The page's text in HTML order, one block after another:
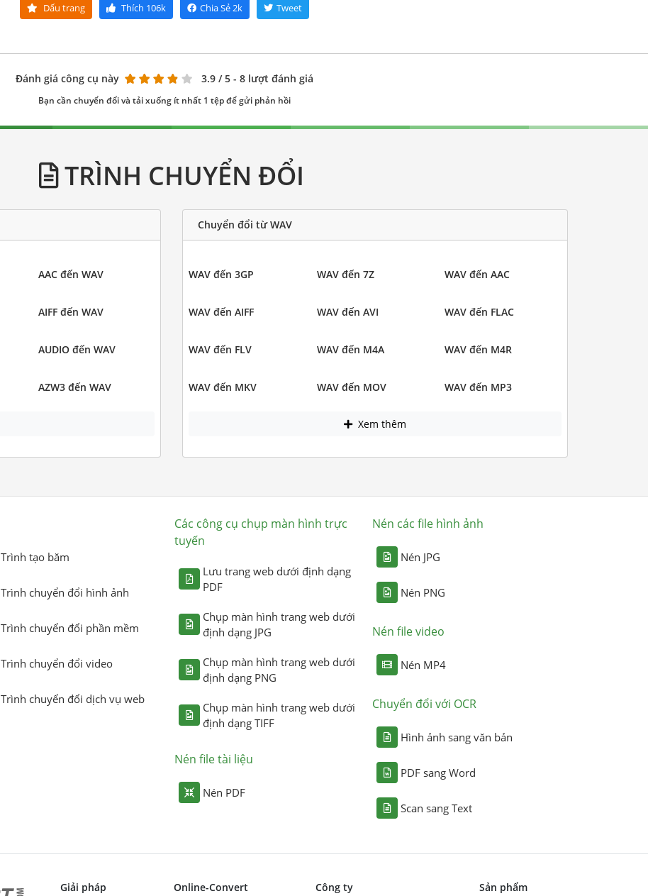
Dấu trang Thích 106k Chia Sẻ2k Tweet
Đánh giá công cụ này 3.9 / 5 - 8 lượt đánh giá
Bạn cần chuyển đổi và tải xuống ít nhất 1 tệp để gửi phản hồi
TRÌNH CHUYỂN ĐỔI
AAC đến WAV
AIFF đến WAV
AUDIO đến WAV
AZW3 đến WAV
Chuyển đổi từ WAV
WAV đến 3GP WAV đến 7Z WAV đến AAC
WAV đến AIFF WAV đến AVI WAV đến FLAC
WAV đến FLV WAV đến M4A WAV đến M4R
WAV đến MKV WAV đến MOV WAV đến MP3
Xem thêm
Trình tạo băm
Trình chuyển đổi hình ảnh
Trình chuyển đổi phần mềm
Trình chuyển đổi video
Trình chuyển đổi dịch vụ web
Các công cụ chụp màn hình trực
tuyến
Lưu trang web dưới định dạng
PDF
Chụp màn hình trang web dưới
định dạng JPG
Chụp màn hình trang web dưới
định dạng PNG
Chụp màn hình trang web dưới
định dạng TIFF
Nén file tài liệu
Nén PDF
Nén các file hình ảnh
Nén JPG
Nén PNG
Nén file video
Nén MP4
Chuyển đổi với OCR
Hình ảnh sang văn bản
PDF sang Word
Scan sang Text
Giải pháp Online-Convert Công ty Sản phẩm